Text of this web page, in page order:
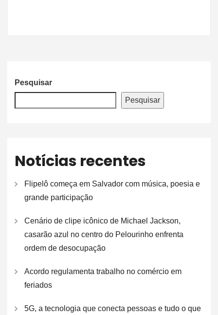
Pesquisar
Pesquisar
Notícias recentes
Flipelô começa em Salvador com música, poesia e
grande participação
Cenário de clipe icônico de Michael Jackson,
casarão azul no centro do Pelourinho enfrenta
ordem de desocupação
Acordo regulamenta trabalho no comércio em
feriados
5G, a tecnologia que conecta pessoas e tudo o que